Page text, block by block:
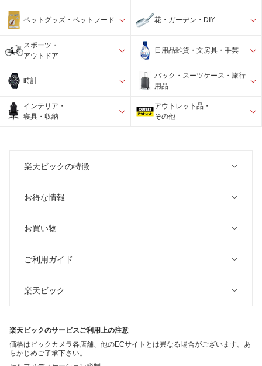
ペットグッズ・ペットフード 花・ガーデン・DIY
スポーツ・
アウトドア
日用品雑貨・文房具・手芸
時計
バック・スーツケース・旅行
用品
インテリア・
寝具・収納
アウトレット品・
その他
楽天ビックの特徴
お得な情報
お買い物
ご利用ガイド
楽天ビック
楽天ビックのサービスご利用上の注意
価格はビックカメラ各店舗、他のECサイトとは異なる場合がございます。あ
らかじめご了承下さい。